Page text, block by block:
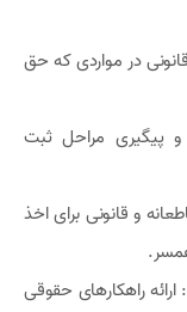
در مواردی که حق
و پیگیری مراحل ثبت
و قانونی برای اخذ
راهکارهای حقوقی